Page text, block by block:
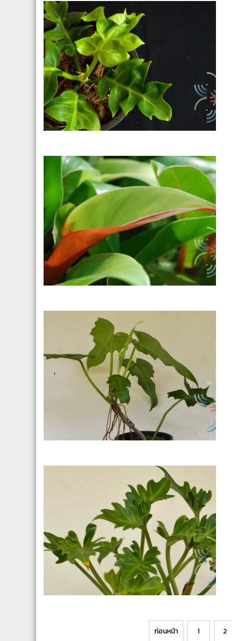
ก่อนหน้า 1 2